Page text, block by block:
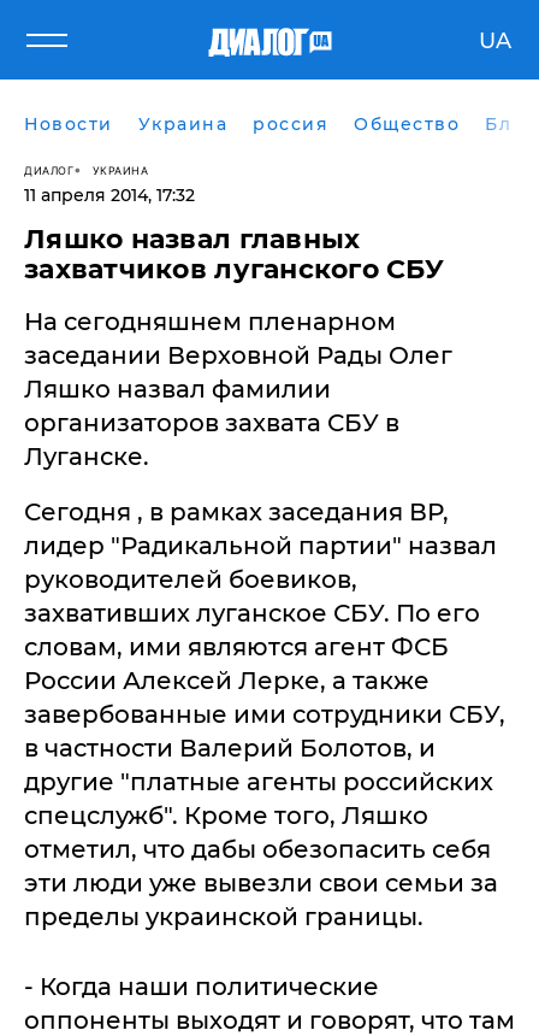
UA
Новости Украина россия Общество
ДИАЛОГ УКРАИНА
11 апреля 2014, 17:32
Ляшко назвал главных
захватчиков луганского СБУ
На сегодняшнем пленарном
заседании Верховной Рады Олег
Ляшко назвал фамилии
организаторов захвата СБУ в
Луганске.
Сегодня , в рамках заседания ВР,
лидер "Радикальной партии" назвал
руководителей боевиков,
захвативших луганское СБУ. По его
словам, ими являются агент ФСБ
России Алексей Лерке, а также
завербованные ими сотрудники СБУ,
в частности Валерий Болотов, и
другие "платные агенты российских
спецслужб". Кроме того, Ляшко
отметил, что дабы обезопасить себя
эти люди уже вывезли свои семьи за
пределы украинской границы.
- Когда наши политические
оппоненты выходят и говорят, что там